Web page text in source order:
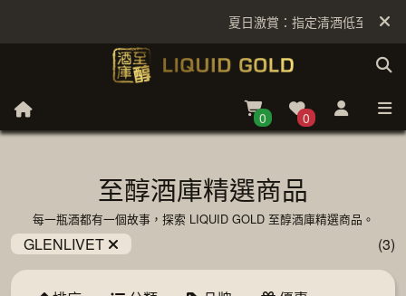
夏日激賞：指定清酒低至6折
0 0
至醇酒庫精選商品
每一瓶酒都有一個故事，探索 LIQUID GOLD 至醇酒庫精選商品。
GLENLIVET (3)